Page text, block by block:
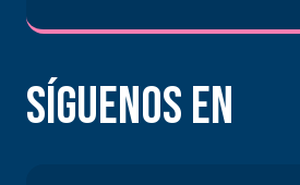
Síguenos en